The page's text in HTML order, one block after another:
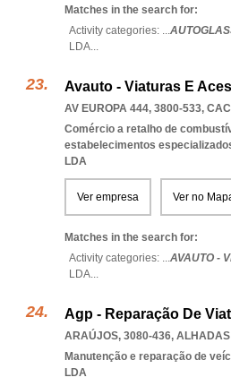
Matches in the search for:
Activity categories: ...
LDA...
Avauto - Viaturas E
AV EUROPA 444, 3800-533,
Comércio a retalho de
estabelecimentos
LDA
Ver empresa Ver no
Matches in the search for:
Activity categories: ...AVAUTO -
LDA...
Agp - Reparação De
ARAÚJOS, 3080-436, ALHADAS
Manutenção e reparação de
LDA